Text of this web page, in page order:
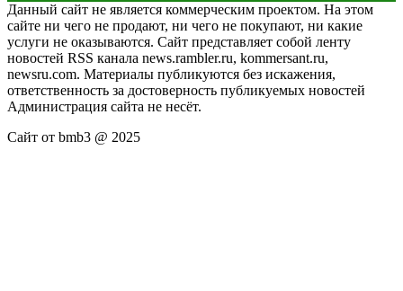
Данный сайт не является коммерческим проектом. На этом
сайте ни чего не продают, ни чего не покупают, ни какие
услуги не оказываются. Сайт представляет собой ленту
новостей RSS канала news.rambler.ru, kommersant.ru,
newsru.com. Материалы публикуются без искажения,
ответственность за достоверность публикуемых новостей
Администрация сайта не несёт.
Сайт от bmb3 @ 2025